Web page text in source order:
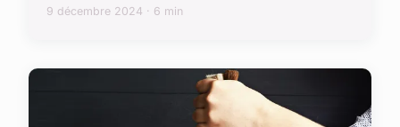
9 décembre 2024 · 6 min